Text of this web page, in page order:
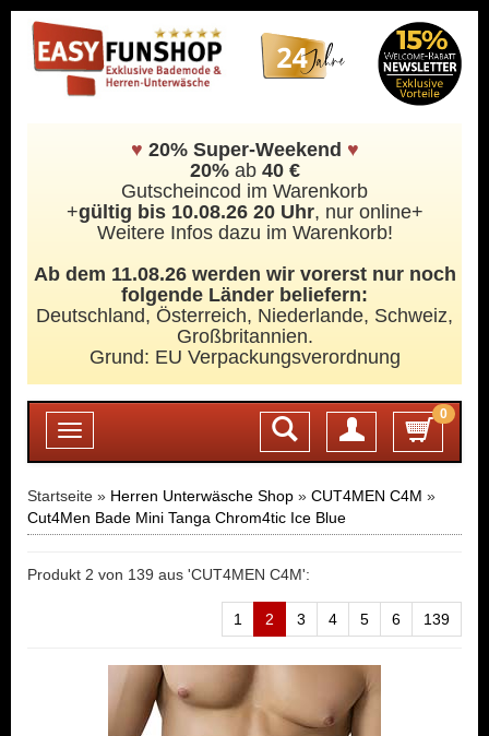
♥ 20% Super-Weekend ♥
20%ab 40 €
Gutscheincod im Warenkorb
+gültig bis 10.08.26 20 Uhr, nur online+
Weitere Infos dazu im Warenkorb!
Ab dem 11.08.26 werden wir vorerst nur noch
folgende Länder beliefern:
Deutschland, Österreich, Niederlande, Schweiz,
Großbritannien.
Grund: EU Verpackungsverordnung
Toggle
navigation
0
Login
Startseite » Herren Unterwäsche Shop » CUT4MEN C4M »
Cut4Men Bade Mini Tanga Chrom4tic Ice Blue
Produkt 2 von 139 aus 'CUT4MEN C4M':
1 2 3 4 5 6 139